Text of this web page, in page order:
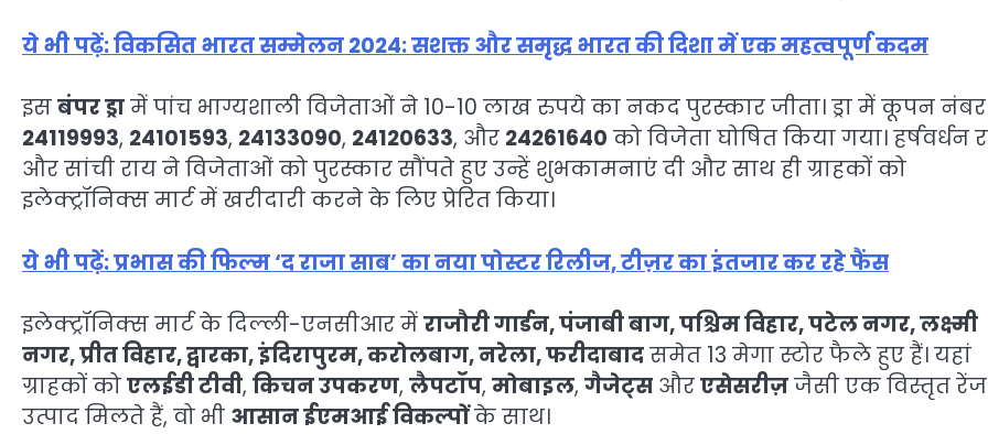
ये भी पढ़ें: विकसित भारत सम्मेलन 2024: सशक्त और समृद्ध भारत की दिशा में एक महत्वपूर्ण कदम
इसबंपर ड्रामें पांच भाग्यशाली विजेताओं ने 10-10 लाख रुपये का नकद पुरस्कार जीता। ड्रा में कूपन
24119993, 24101593, 24133090, 24120633, और 24261640 को विजेता घोषित किया गया। हर्षवर्धन
और सांची राय ने विजेताओं को पुरस्कार सौंपते हुए उन्हें शुभकामनाएं दी और साथ ही ग्राहकों को
इलेक्ट्रॉनिक्स मार्ट में खरीदारी करने के लिए प्रेरित किया।
ये भी पढ़ें: प्रभास की फिल्म ‘द राजा साब’ का नया पोस्टर रिलीज, टीज़र का इंतजार कर रहे फैंस
इलेक्ट्रॉनिक्स मार्ट के दिल्ली-एनसीआर मेंराजौरी गार्डन, पंजाबी बाग, पश्चिम विहार, पटेल नगर, लक्ष्मी
नगर, प्रीत विहार, द्वारका, इंदिरापुरम, करोलबाग, नरेला, फरीदाबादसमेत 13 मेगा स्टोर फैले हुए हैं। यहां
ग्राहकों कोएलईडी टीवी, किचन उपकरण, लैपटॉप, मोबाइल, गैजेट्स औरएसेसरीज़जैसी एक विस्तृत
उत्पाद मिलते हैं, वो भी आसान ईएमआई विकल्पोंके साथ।